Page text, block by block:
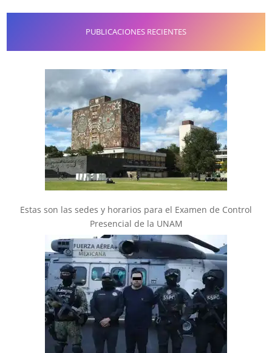
PUBLICACIONES RECIENTES
Estas son las sedes y horarios para el Examen de Control
Presencial de la UNAM